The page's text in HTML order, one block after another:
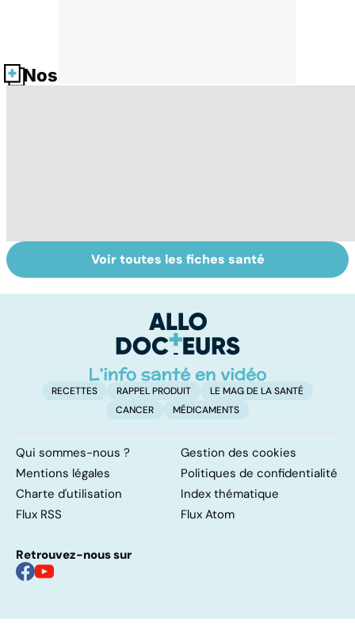
Nos fiches santé
La tuberculose
pulmonaire
Tout savoir sur
les infections
Voir toutes les fiches santé
RECETTES RAPPEL PRODUIT
LE MAG DE LA SANTÉ
CANCER
MÉDICAMENTS
Qui sommes-nous ?
Gestion des cookies
Mentions légales
Politiques de confidentialité
Charte d'utilisation
Index thématique
Flux RSS
Flux Atom
Retrouvez-nous sur